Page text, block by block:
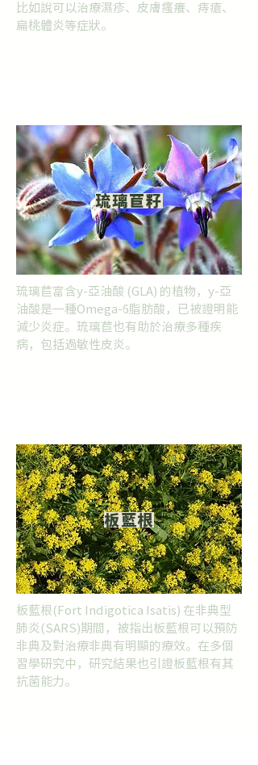
比如說可以治療濕疹、皮膚瘙癢、痔瘡、
扁桃體炎等症狀。
琉璃苣籽
琉璃苣富含y-亞油酸 (GLA) 的植物，y-亞
油酸是一種Omega-6脂肪酸，已被證明能
減少炎症。琉璃苣也有助於治療多種疾
病，包括過敏性皮炎。
板藍根
板藍根(Fort Indigotica Isatis) 在非典型
肺炎(SARS)期間，被指出板藍根可以預防
非典及對治療非典有明顯的療效。在多個
習學研究中，研究結果也引證板藍根有其
抗菌能力。